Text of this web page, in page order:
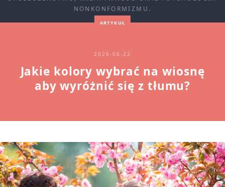
NONKONFORMIZMU.
ARTYKUŁ
2026-06-22
Jakie kolory wybrać na wiosnę
aby wyróżnić się z tłumu?